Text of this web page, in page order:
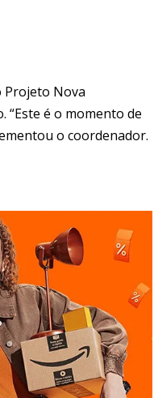
Projeto Nova
“Este é o momento de
o coordenador.